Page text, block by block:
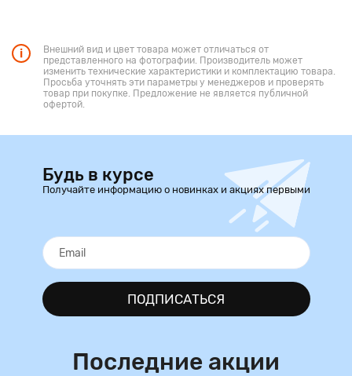
Внешний вид и цвет товара может отличаться от
представленного на фотографии. Производитель может
изменить технические характеристики и комплектацию товара.
Просьба уточнять эти параметры у менеджеров и проверять
товар при покупке. Предложение не является публичной
офертой.
Будь в курсе
Получайте информацию о новинках и акциях первыми
ПОДПИСАТЬСЯ
Последние акции